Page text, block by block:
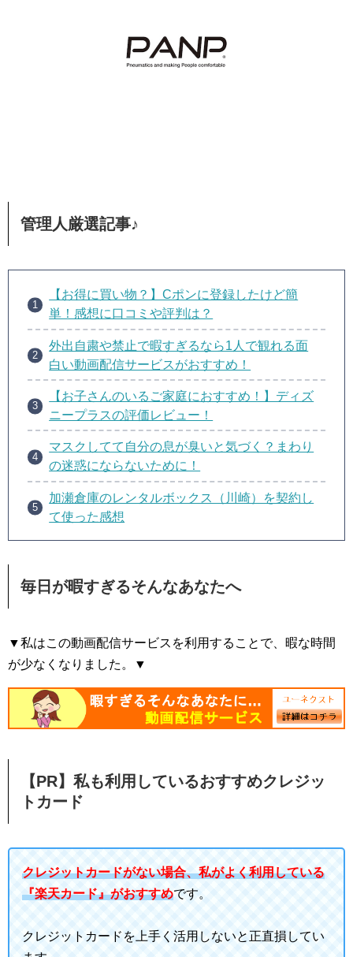
管理人厳選記事♪
【お得に買い物？】Cポンに登録したけど簡
単！感想に口コミや評判は？
外出自粛や禁止で暇すぎるなら1人で観れる面
白い動画配信サービスがおすすめ！
【お子さんのいるご家庭におすすめ！】ディズ
ニープラスの評価レビュー！
マスクしてて自分の息が臭いと気づく？まわり
の迷惑にならないために！
加瀬倉庫のレンタルボックス（川崎）を契約し
て使った感想
毎日が暇すぎるそんなあなたへ
▼私はこの動画配信サービスを利用することで、暇な時間
が少なくなりました。▼
【PR】私も利用しているおすすめクレジッ
トカード
クレジットカードがない場合、私がよく利用している
『楽天カード』がおすすめです。
クレジットカードを上手く活用しないと正直損してい